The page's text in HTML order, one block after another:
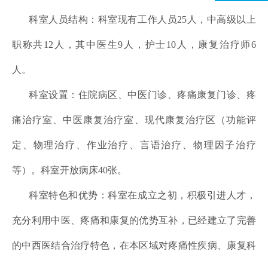
科室人员结构：科室现有工作人员25人，中高级以上
职称共12人，其中医生9人，护士10人，康复治疗师6
人。
科室设置：住院病区、中医门诊、疼痛康复门诊、疼
痛治疗室、中医康复治疗室、现代康复治疗区（功能评
定、物理治疗、作业治疗、言语治疗、物理因子治疗
等）。科室开放病床40张。
科室特色和优势：科室在成立之初，积极引进人才，
充分利用中医、疼痛和康复的优势互补，已经建立了完善
的中西医结合治疗特色，在本区域对疼痛性疾病、康复科